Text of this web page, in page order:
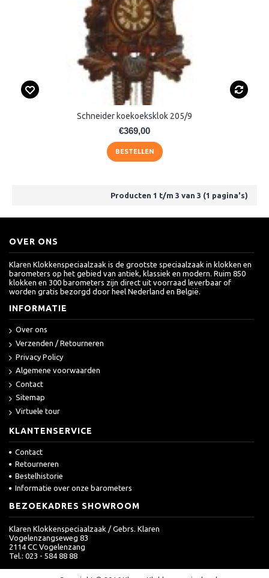
Schneider koekoeksklok 205/9
€369,00
BESTELLEN
Producten 1 t/m 3 van 3 (1 pagina's)
OVER ONS
Klaren Klokkenspeciaalzaak is de grootste speciaalzaak in klokken en
barometers op het gebied van antiek, klassiek en modern. Ruim 850
klokken en 300 barometers zijn direct uit voorraad leverbaar of
worden gratis bezorgd door heel Nederland en België.
INFORMATIE
Over ons
Verzenden / Retourneren
Privacy Policy
Algemene voorwaarden
Contact
Sitemap
Virtuele tour
KLANTENSERVICE
Contact
Retourneren
Bestelhistorie
Informatie over onze barometers
BEZOEKADRES SHOWROOM
Klaren Klokkenspeciaalzaak / Gebrs. Klaren
Vogelenzangseweg 83
2114 CC Vogelenzang
Tel.: 023 - 584 88 88